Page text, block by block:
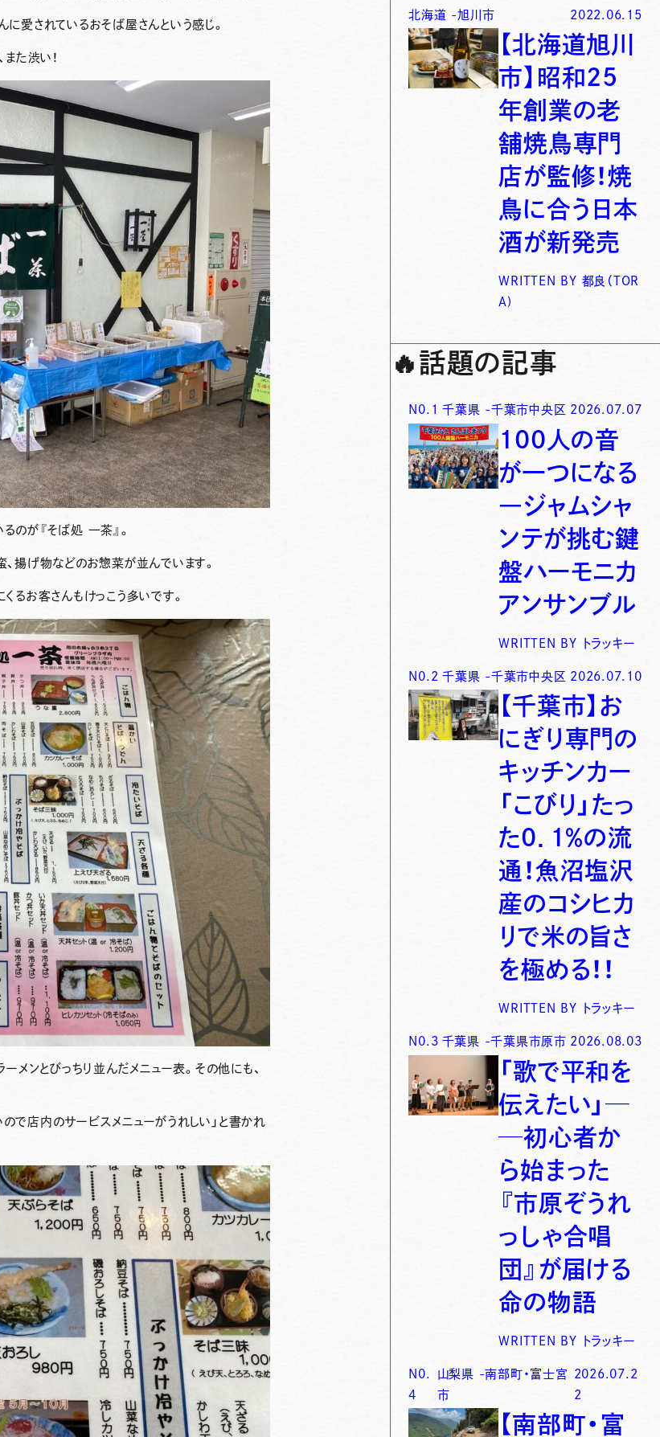
愛されているおそば屋さんという感じ。
た渋い！
るのが 『そば処 一茶』 。
揚げ物などのお惣菜が並んでいます。
るお客さんもけっこう多いです。
メンとびっちり並んだメニュー表。その他にも、
で店内のサービスメニューがうれしい」と書かれ
北海道 -旭川市 2022.06.15
【北海道旭川
市】昭和25
年創業の老
舗焼鳥専門
店が監修！焼
鳥に合う日本
酒が新発売
WRITTEN BY 都良（TOR
A)
🔥 話題の記事
N0. 1 千葉県 -千葉市中央区 2026.07.07
100人の音
が一つになる
―ジャムシャ
ンテが挑む鍵
盤ハーモニカ
アンサンブル
WRITTEN BY トラッキー
N0. 2 千葉県 -千葉市中央区 2026.07.10
【千葉市】お
にぎり専門の
キッチンカー
「こびり」たっ
た0．1％の流
通！魚沼塩沢
産のコシヒカ
リで米の旨さ
を極める！！
WRITTEN BY トラッキー
N0. 3 千葉県 -千葉県市原市 2026.08.03
「歌で平和を
伝えたい」─
─初心者か
ら始まった
『市原ぞうれ
っしゃ合唱
団』が届ける
命の物語
WRITTEN BY トラッキー
N0.
4
山梨県 -南部町・富士宮
市
2026.07.2
2
【南部町・富